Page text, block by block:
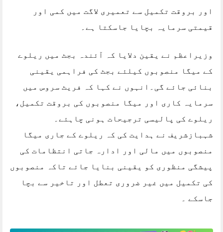
اور بروقت تکمیل سے تعمیری لاگت میں کمی اور
قیمتی سرمایہ بچایا جاسکتا ہے۔
وزیراعظم نے یقین دلایا کہ آئندہ بجٹ میں ریلوے
کے میگا منصوبوں کیلئے بجٹ کی فراہمی یقینی
بنائی جائے گی۔انہوں نے کہا کہ فریٹ سروس میں
سرمایہ کاری اور میگا منصوبوں کی بروقت تکمیل،
ریلوے کی پالیسی ترجیحات ہونی چاہئے۔
شہبازشریف نے ہدایت کی کہ ریلوے کے جاری میگا
منصوبوں میں مالی اور ادارہ جاتی انتظامات کی
پیشگی منظوری کو یقینی بنایا جائے تاکہ منصوبوں
کی تکمیل میں غیر ضروری تعطل اور تاخیر سے بچا
جاسکے ۔